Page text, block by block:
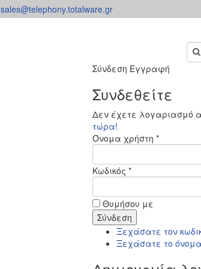
sales@telephony.totalware.gr
Σύνδεση Εγγραφή
Συνδεθείτε
Δεν έχετε λογαριασμό
τώρα!
Όνομα χρήστη *
Κωδικός *
Θυμήσου με
Ξεχάσατε τον
Ξεχάσατε το